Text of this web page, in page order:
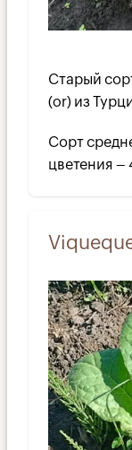
Старый
(or) из
Сорт
цветения –